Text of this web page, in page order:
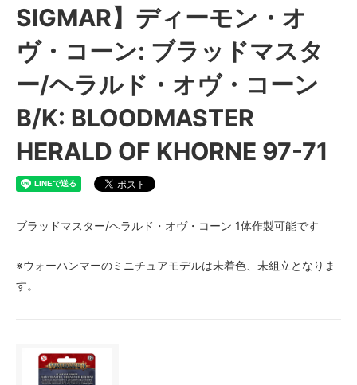
SIGMAR】ディーモン・オ
ヴ・コーン: ブラッドマスタ
ー/ヘラルド・オヴ・コーン
B/K: BLOODMASTER
HERALD OF KHORNE 97-71
ブラッドマスター/ヘラルド・オヴ・コーン 1体作製可能です
※ウォーハンマーのミニチュアモデルは未着色、未組立となりま
す。